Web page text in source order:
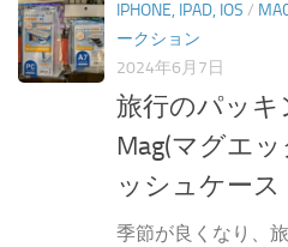
IPHONE, IPAD, IOS /
ークション
2024年6月7日
旅行のパッキ
Mag(マグエ
ッシュケース
季節が良くなり、